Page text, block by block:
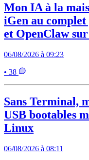
Mon IA à la
iGen au
et OpenClaw
06/08/2026 à 09:23
• 38
Sans Terminal,
USB bootables
Linux
06/08/2026 à 08:11